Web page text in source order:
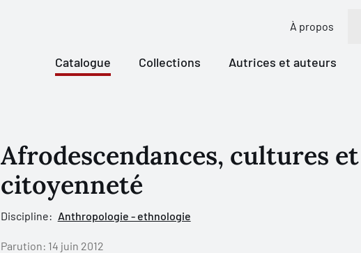
À propos
Catalogue Collections Autrices et auteurs
Afrodescendances, cultures et
citoyenneté
Discipline: Anthropologie - ethnologie
Parution: 14 juin 2012